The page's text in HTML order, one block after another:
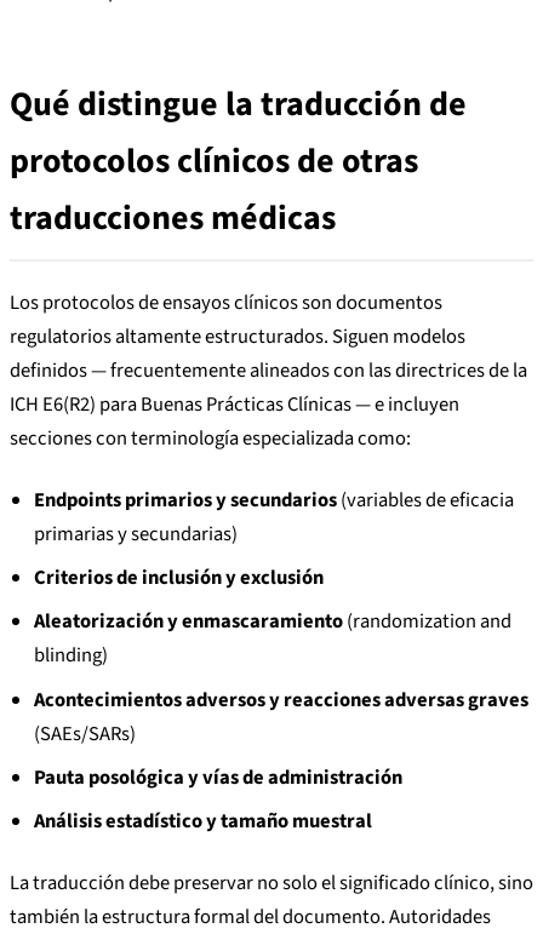
Qué distingue la traducción de
protocolos clínicos de otras
traducciones médicas
Los protocolos de ensayos clínicos son documentos
regulatorios altamente estructurados. Siguen modelos
definidos — frecuentemente alineados con las directrices de la
ICH E6(R2) para Buenas Prácticas Clínicas — e incluyen
secciones con terminología especializada como:
Endpoints primarios y secundarios(variables de eficacia
primarias y secundarias)
Criterios de inclusión y exclusión
Aleatorización y enmascaramiento(randomization and
blinding)
Acontecimientos adversos y reacciones adversas graves
(SAEs/SARs)
Pauta posológica y vías de administración
Análisis estadístico y tamaño muestral
La traducción debe preservar no solo el significado clínico, sino
también la estructura formal del documento. Autoridades